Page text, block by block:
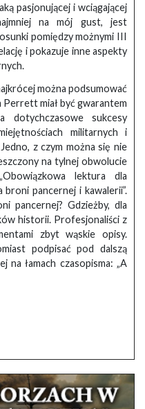
pasjonującej i wciągającej
na mój gust, jest
pomiędzy możnymi III
i pokazuje inne aspekty
można podsumować
Perrett miał być gwarantem
sukcesy
militarnych i
z czym można się nie
na tylnej obwolucie
lektura dla
pancernej i kawalerii”.
pancernej? Gdzieżby, dla
historii. Profesjonaliści z
zbyt wąskie opisy.
podpisać pod dalszą
na łamach czasopisma: „A